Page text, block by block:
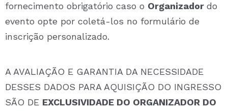
fornecimento obrigatório caso o Organizador do
evento opte por coletá-los no formulário de
inscrição personalizado.
A AVALIAÇÃO E GARANTIA DA NECESSIDADE
DESSES DADOS PARA AQUISIÇÃO DO INGRESSO
SÃO DE EXCLUSIVIDADE DO ORGANIZADOR DO